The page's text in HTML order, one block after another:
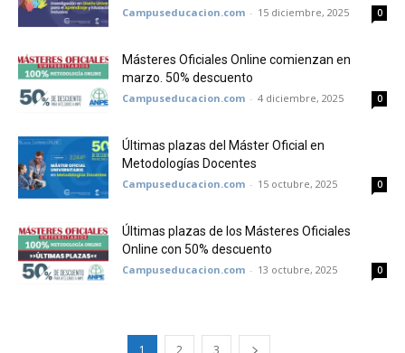
Campuseducacion.com - 15 diciembre, 2025 0
Másteres Oficiales Online comienzan en
marzo. 50% descuento
Campuseducacion.com - 4 diciembre, 2025 0
Últimas plazas del Máster Oficial en
Metodologías Docentes
Campuseducacion.com - 15 octubre, 2025 0
Últimas plazas de los Másteres Oficiales
Online con 50% descuento
Campuseducacion.com - 13 octubre, 2025 0
1 2 3